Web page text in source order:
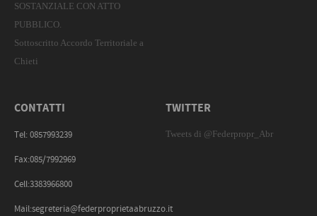
SOSTANZIALE CON ATTO
PUBBLICO.
Sottoscritto Accordo Territoriale a
Chieti
CONTATTI
Tel: 0857993239
Fax:085/7992969
Cell:3383966800
Mail:segreteria@federproprietaabruzzo.it
TWITTER
Tweets di @Federpropr_Abr